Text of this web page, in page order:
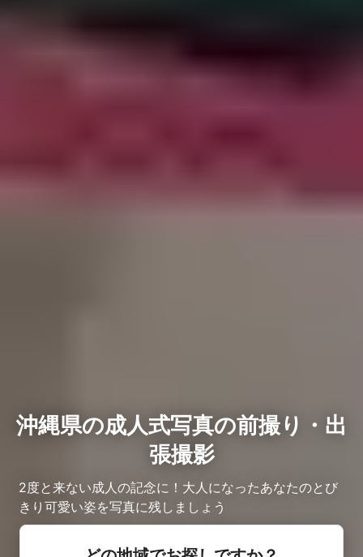
沖縄県の成人式写真の前撮り・出
張撮影
2度と来ない成人の記念に！大人になったあなたのとび
きり可愛い姿を写真に残しましょう